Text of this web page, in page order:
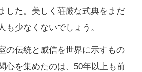
した。美しく荘厳な式典をまだ
も少なくないでしょう。
の伝統と威信を世界に示すもの
心を集めたのは、50年以上も前